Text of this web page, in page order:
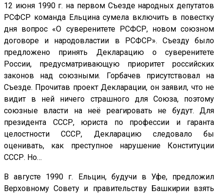
12 июня 1990 г. на первом Съезде народных депутатов
РСФСР команда Ельцина сумела включить в повестку
дня вопрос «О суверенитете РСФСР, новом союзном
договоре и народовластии в РСФСР». Съезду было
предложено принять Декларацию о суверенитете
России, предусматривающую приоритет российских
законов над союзными. Горбачев присутствовал на
Съезде. Прочитав проект Декларации, он заявил, что не
видит в ней ничего страшного для Союза, поэтому
союзные власти на неё реагировать не будут. Для
президента СССР, юриста по профессии и гаранта
целостности СССР, Декларацию следовало бы
оценивать, как преступное нарушение Конституции
СССР. Но…
В августе 1990 г. Ельцин, будучи в Уфе, предложил
Верховному Совету и правительству Башкирии взять